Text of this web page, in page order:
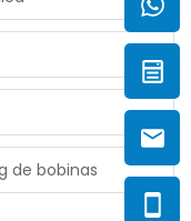
de bobinas